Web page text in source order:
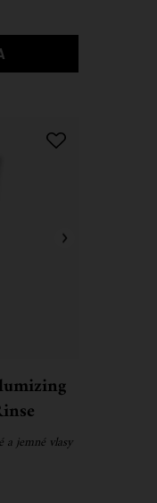
+ CONDITIONER
a jemné vlasy